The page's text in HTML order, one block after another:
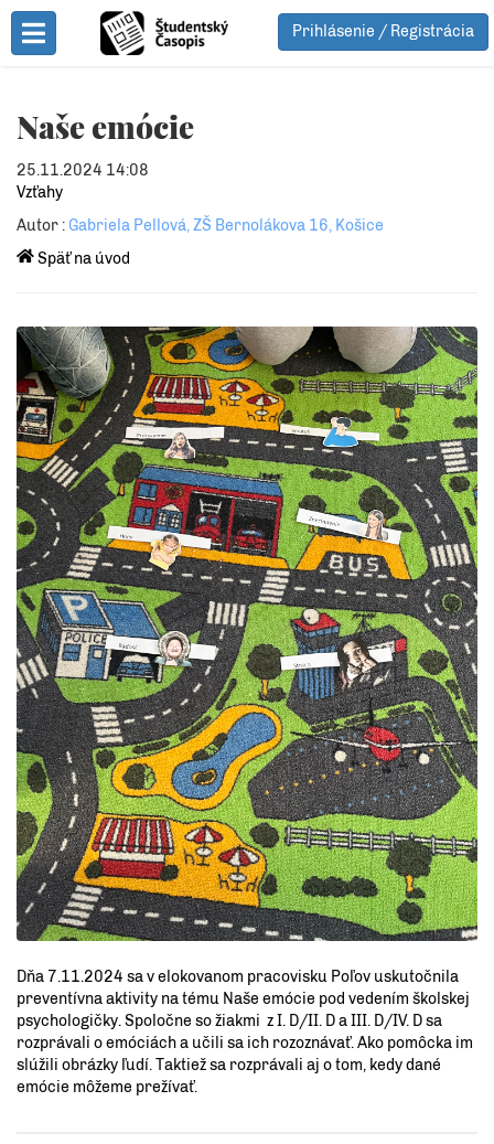
Toggle Menu
Prihlásenie / Registrácia
Naše emócie
25.11.2024 14:08
Vzťahy
Autor : Gabriela Pellová, ZŠ Bernolákova 16, Košice
Späť na úvod
Dňa 7.11.2024 sa v elokovanom pracovisku Poľov uskutočnila
preventívna aktivity na tému Naše emócie pod vedením školskej
psychologičky. Spoločne so žiakmi z I. D/II. D a III. D/IV. D sa
rozprávali o emóciách a učili sa ich rozoznávať. Ako pomôcka im
slúžili obrázky ľudí. Taktiež sa rozprávali aj o tom, kedy dané
emócie môžeme prežívať.